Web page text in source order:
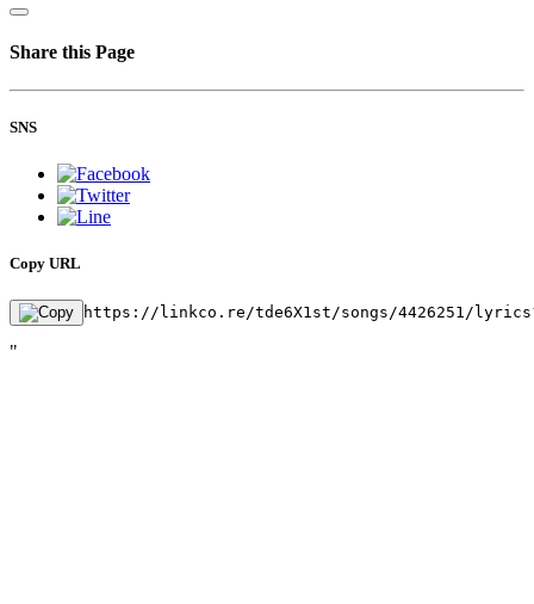
Share this Page
SNS
Copy URL
https://linkco.re/tde6X1st/songs/4426251/
"